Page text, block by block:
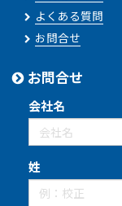
よくある質問
お問合せ
お問合せ
会社名
姓